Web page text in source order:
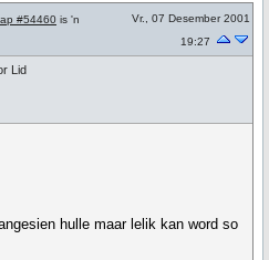
#54460 is 'n
Vr., 07 Desember 2001
19:27
Lid
hulle maar lelik kan word so